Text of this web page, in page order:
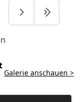
Galerie anschauen >